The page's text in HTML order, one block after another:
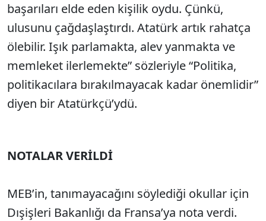
başarıları elde eden kişilik oydu. Çünkü,
ulusunu çağdaşlaştırdı. Atatürk artık rahatça
ölebilir. Işık parlamakta, alev yanmakta ve
memleket ilerlemekte” sözleriyle “Politika,
politikacılara bırakılmayacak kadar önemlidir”
diyen bir Atatürkçü’ydü.
NOTALAR VERİLDİ
MEB’in, tanımayacağını söylediği okullar için
Dışişleri Bakanlığı da Fransa’ya nota verdi.